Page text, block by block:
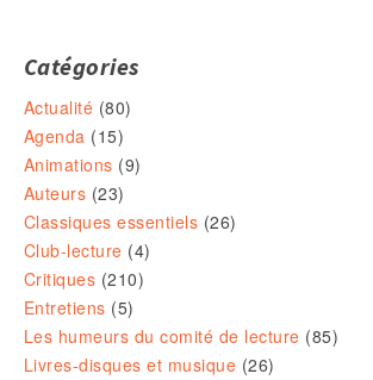
Catégories
Actualité (80)
Agenda (15)
Animations (9)
Auteurs (23)
Classiques essentiels (26)
Club-lecture (4)
Critiques (210)
Entretiens (5)
Les humeurs du comité de lecture (85)
Livres-disques et musique (26)